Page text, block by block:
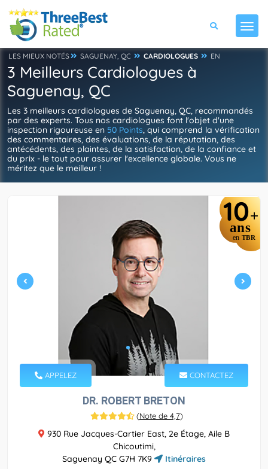
LES MIEUX NOTÉS SAGUENAY, QC CARDIOLOGUES EN
3 Meilleurs Cardiologues à
Saguenay, QC
Les 3 meilleurs cardiologues de Saguenay, QC, recommandés
par des experts. Tous nos cardiologues font l'objet d'une
inspection rigoureuse en 50 Points, qui comprend la vérification
des commentaires, des évaluations, de la réputation, des
antécédents, des plaintes, de la satisfaction, de la confiance et
du prix - le tout pour assurer l'excellence globale. Vous ne
méritez que le meilleur !
10+
ans
en TBR
APPELEZ CONTACTEZ
DR. ROBERT BRETON
(Note de 4,7)
930 Rue Jacques-Cartier East, 2e Étage, Aile B
Chicoutimi,
Saguenay QC G7H 7K9
Itinéraires